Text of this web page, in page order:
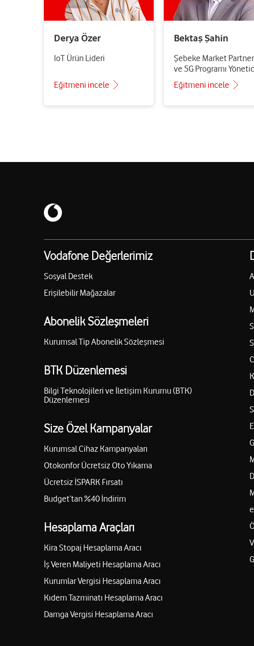
Derya Özer
IoT Ürün Lideri
Eğitmeni incele
Bektaş Şahin
Şebeke Market
ve 5G Programı
Eğitmeni incele
Vodafone Değerlerimiz
Sosyal Destek
Erişilebilir Mağazalar
Abonelik Sözleşmeleri
Kurumsal Tip Abonelik Sözleşmesi
BTK Düzenlemesi
Bilgi Teknolojileri ve İletişim Kurumu (BTK)
Düzenlemesi
Size Özel Kampanyalar
Kurumsal Cihaz Kampanyaları
Otokonfor Ücretsiz Oto Yıkama
Ücretsiz İSPARK Fırsatı
Budget’tan %40 İndirim
Hesaplama Araçları
Kira Stopaj Hesaplama Aracı
İş Veren Maliyeti Hesaplama Aracı
Kurumlar Vergisi Hesaplama Aracı
Kıdem Tazminatı Hesaplama Aracı
Damga Vergisi Hesaplama Aracı